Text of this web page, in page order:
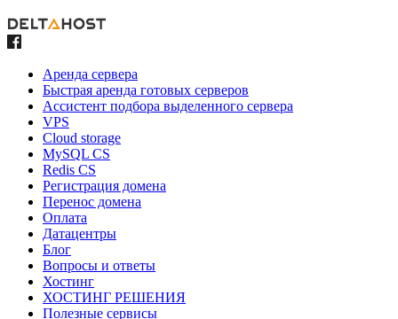
Аренда сервера
Быстрая аренда готовых серверов
Ассистент подбора выделенного сервера
VPS
Cloud storage
MySQL CS
Redis CS
Регистрация домена
Перенос домена
Оплата
Датацентры
Блог
Вопросы и ответы
Хостинг
ХОСТИНГ РЕШЕНИЯ
Полезные сервисы